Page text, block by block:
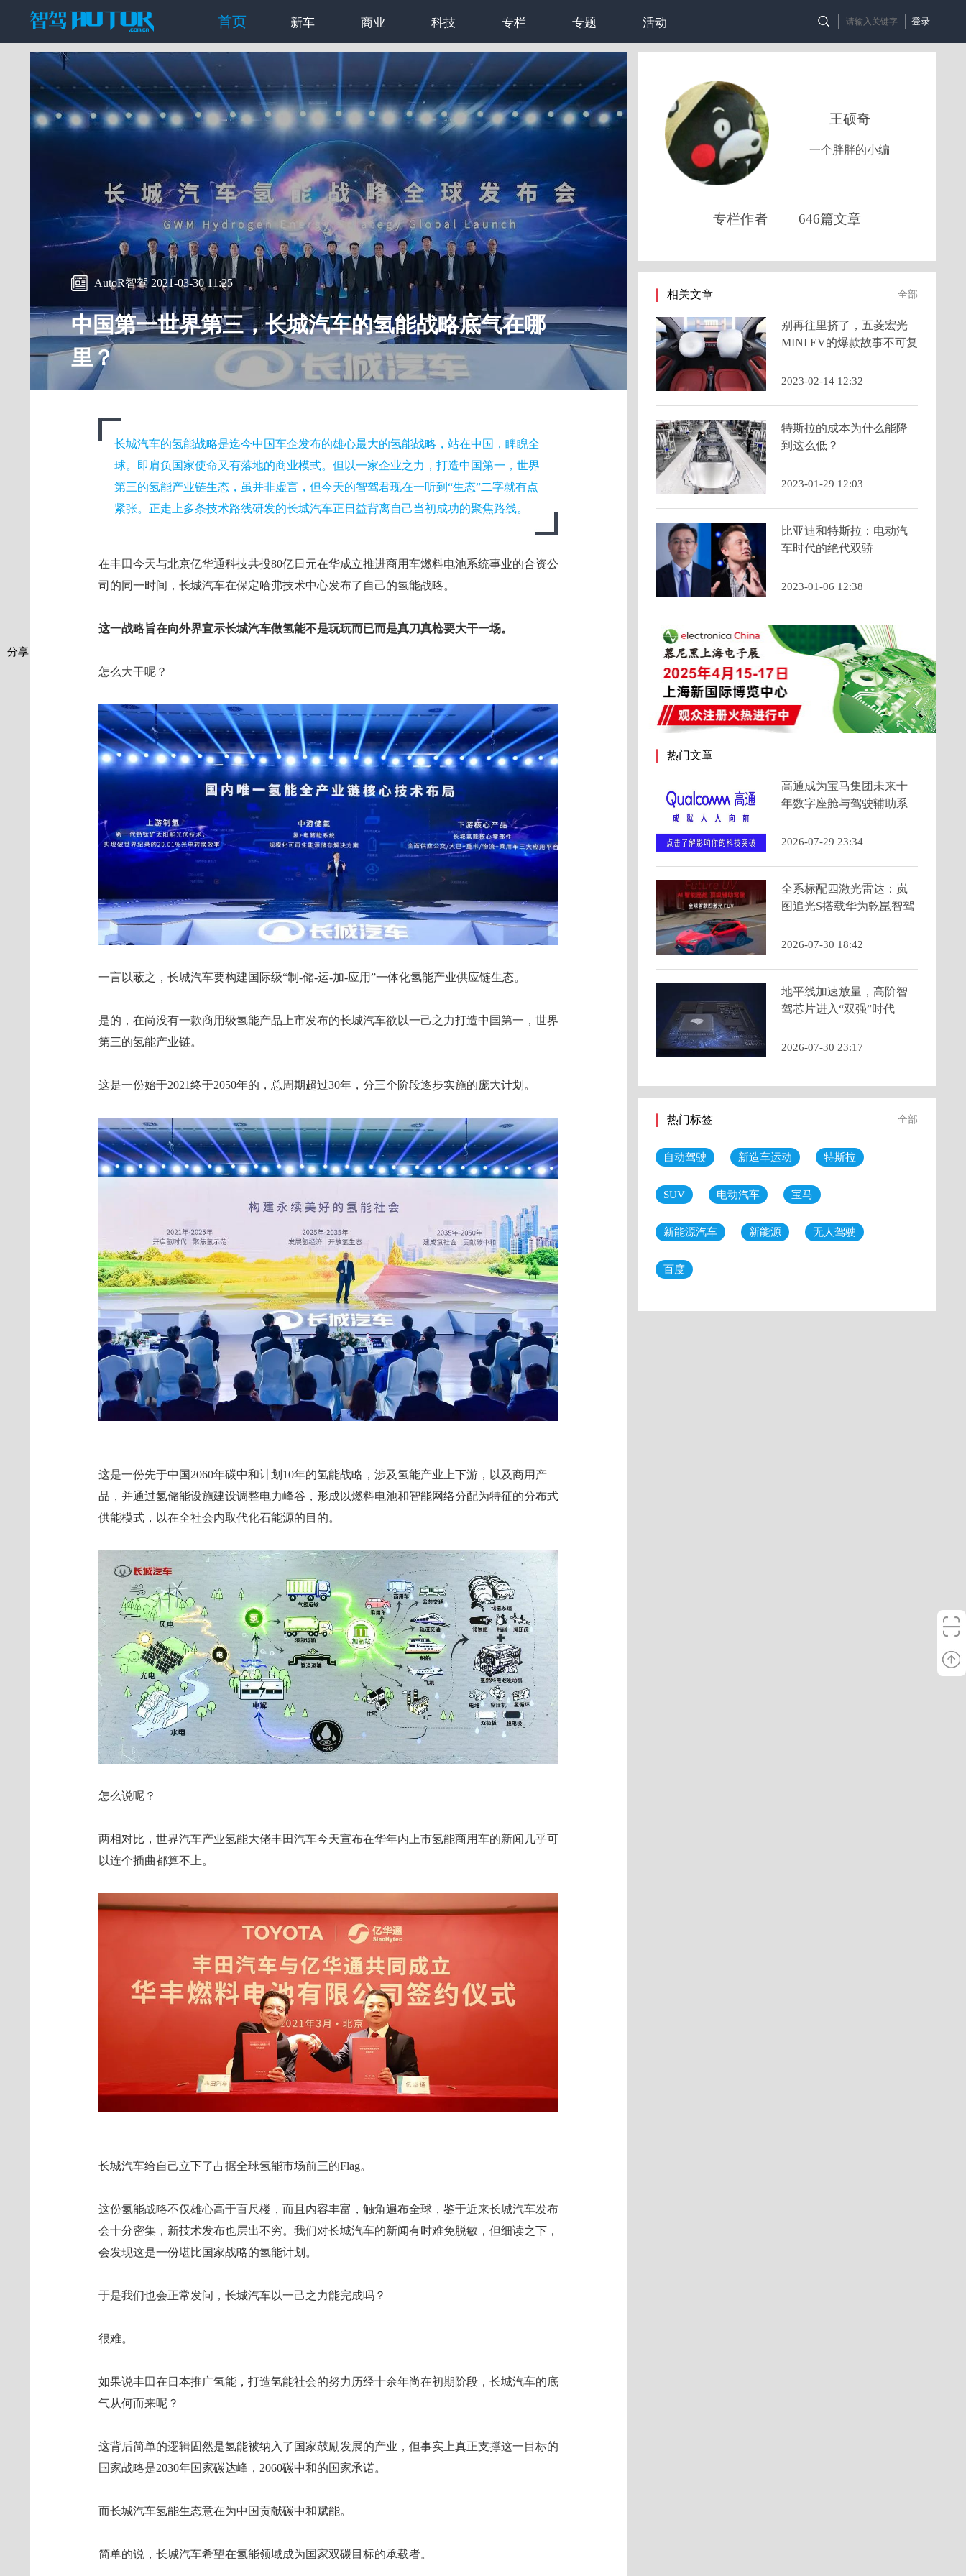
登录
首页 新车 商业 科技 专栏 专题 活动
AutoR智驾 2021-03-30 11:25
中国第一世界第三，长城汽车的氢能战略底气在哪
里？
分享
​长城汽车的氢能战略是迄今中国车企发布的雄心最大的氢能战略，站在中国，睥睨全
球。即肩负国家使命又有落地的商业模式。但以一家企业之力，打造中国第一，世界
第三的氢能产业链生态，虽并非虚言，但今天的智驾君现在一听到“生态”二字就有点
紧张。正走上多条技术路线研发的长城汽车正日益背离自己当初成功的聚焦路线。
在丰田今天与北京亿华通科技共投80亿日元在华成立推进商用车燃料电池系统事业的合资公
司的同一时间，长城汽车在保定哈弗技术中心发布了自己的氢能战略。
这一战略旨在向外界宣示长城汽车做氢能不是玩玩而已而是真刀真枪要大干一场。
怎么大干呢？
一言以蔽之，长城汽车要构建国际级“制-储-运-加-应用”一体化氢能产业供应链生态。
是的，在尚没有一款商用级氢能产品上市发布的长城汽车欲以一己之力打造中国第一，世界
第三的氢能产业链。
这是一份始于2021终于2050年的，总周期超过30年，分三个阶段逐步实施的庞大计划。
这是一份先于中国2060年碳中和计划10年的氢能战略，涉及氢能产业上下游，以及商用产
品，并通过氢储能设施建设调整电力峰谷，形成以燃料电池和智能网络分配为特征的分布式
供能模式，以在全社会内取代化石能源的目的。
怎么说呢？
两相对比，世界汽车产业氢能大佬丰田汽车今天宣布在华年内上市氢能商用车的新闻几乎可
以连个插曲都算不上。
长城汽车给自己立下了占据全球氢能市场前三的Flag。
这份氢能战略不仅雄心高于百尺楼，而且内容丰富，触角遍布全球，鉴于近来长城汽车发布
会十分密集，新技术发布也层出不穷。我们对长城汽车的新闻有时难免脱敏，但细读之下，
会发现这是一份堪比国家战略的氢能计划。
于是我们也会正常发问，长城汽车以一己之力能完成吗？
很难。
如果说丰田在日本推广氢能，打造氢能社会的努力历经十余年尚在初期阶段，长城汽车的底
气从何而来呢？
这背后简单的逻辑固然是氢能被纳入了国家鼓励发展的产业，但事实上真正支撑这一目标的
国家战略是2030年国家碳达峰，2060碳中和的国家承诺。
而长城汽车氢能生态意在为中国贡献碳中和赋能。
简单的说，长城汽车希望在氢能领域成为国家双碳目标的承载者。
王硕奇
一个胖胖的小编
专栏作者 | 646篇文章
相关文章 全部
别再往里挤了，五菱宏光
MINI EV的爆款故事不可复
2023-02-14 12:32
特斯拉的成本为什么能降
到这么低？
2023-01-29 12:03
比亚迪和特斯拉：电动汽
车时代的绝代双骄
2023-01-06 12:38
热门文章
高通成为宝马集团未来十
年数字座舱与驾驶辅助系
2026-07-29 23:34
全系标配四激光雷达：岚
图追光S搭载华为乾崑智驾
FUV新品类
2026-07-30 18:42
地平线加速放量，高阶智
驾芯片进入“双强”时代
2026-07-30 23:17
热门标签 全部
自动驾驶 新造车运动 特斯拉
SUV 电动汽车 宝马
新能源汽车 新能源 无人驾驶
百度